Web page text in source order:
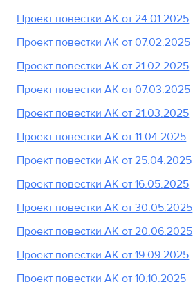
Проект повестки АК от 24.01.2025
Проект повестки АК от 07.02.2025
Проект повестки АК от 21.02.2025
Проект повестки АК от 07.03.2025
Проект повестки АК от 21.03.2025
Проект повестки АК от 11.04.2025
Проект повестки АК от 25.04.2025
Проект повестки АК от 16.05.2025
Проект повестки АК от 30.05.2025
Проект повестки АК от 20.06.2025
Проект повестки АК от 19.09.2025
Проект повестки АК от 10.10.2025